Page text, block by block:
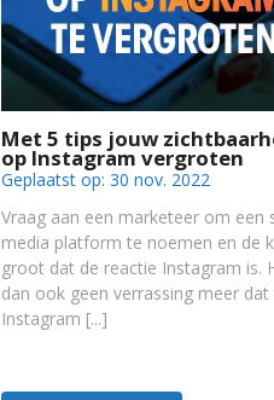
Met 5 tips jouw
op Instagram vergroten
Geplaatst op: 30 nov. 2022
Vraag aan een marketeer om een
media platform te noemen en de
groot dat de reactie Instagram is.
dan ook geen verrassing meer dat
Instagram